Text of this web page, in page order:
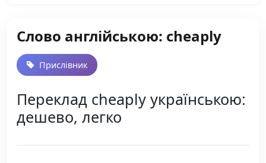
Слово англійською: cheaply
Прислівник
Переклад cheaply українською:
дешево, легко